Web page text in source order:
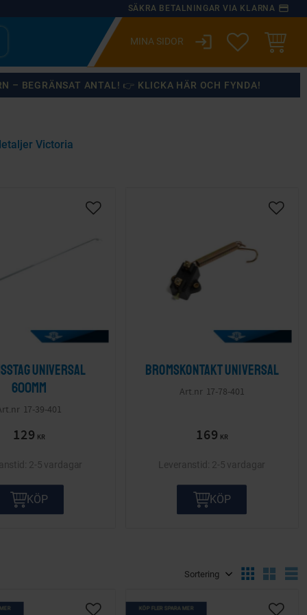
SÄKRA BETALNINGAR VIA KLARNA payment
login ÖNSKELISTA
– BEGRÄNSAT ANTAL! 👉 KLICKA HÄR OCH FYNDA!
Victoria
Universal
600mm
17-39-401
129 KR
2-5 vardagar
KÖP
Bromskontakt Universal
17-78-401
169 KR
2-5 vardagar
KÖP
KÖP FLER SPARA MER